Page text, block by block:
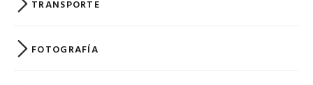
TRANSPORTE
FOTOGRAFÍA